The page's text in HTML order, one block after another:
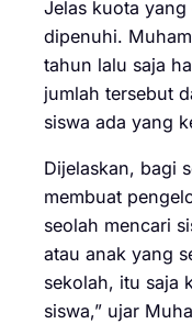
Jelas kuota
dipenuhi.
tahun lalu saja
jumlah tersebut
siswa ada yang
Dijelaskan, bagi
membuat
seolah mencari
atau anak yang
sekolah, itu saja
siswa,” ujar